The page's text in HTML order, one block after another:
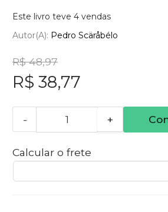
Este livro teve 4 vendas
Autor(a): Pedro Scäråbélo
R$ 48,97
R$ 38,77
- +
Calcular o frete